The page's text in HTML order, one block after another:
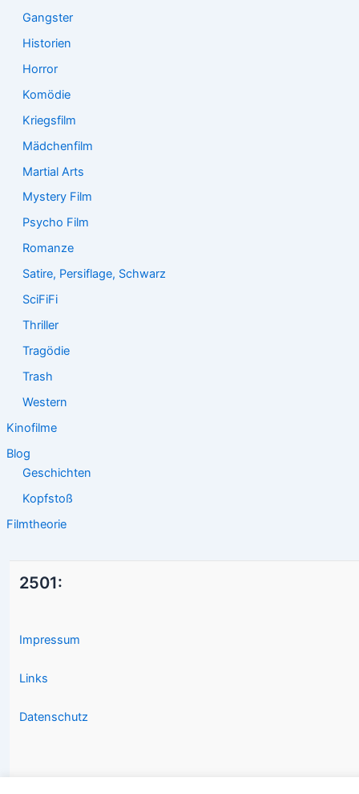
Gangster
Historien
Horror
Komödie
Kriegsfilm
Mädchenfilm
Martial Arts
Mystery Film
Psycho Film
Romanze
Satire, Persiflage, Schwarz
SciFiFi
Thriller
Tragödie
Trash
Western
Kinofilme
Blog
Geschichten
Kopfstoß
Filmtheorie
2501:
Impressum
Links
Datenschutz